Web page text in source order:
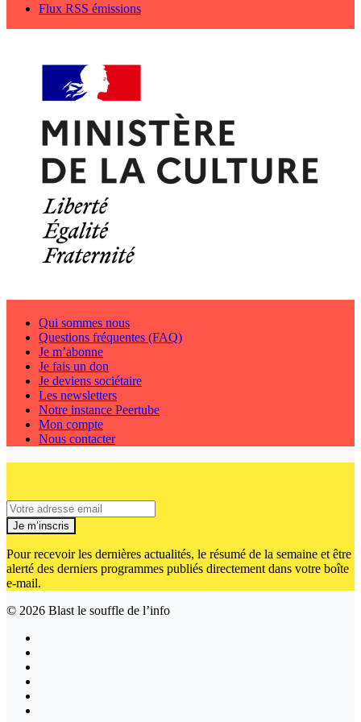
Flux RSS émissions
Qui sommes nous
Questions fréquentes (FAQ)
Je m’abonne
Je fais un don
Je deviens sociétaire
Les newsletters
Notre instance Peertube
Mon compte
Nous contacter
Je m’inscris
Pour recevoir les dernières actualités, le résumé de la semaine et être
alerté des derniers programmes publiés directement dans votre boîte
e-mail.
© 2026 Blast le souffle de l’info